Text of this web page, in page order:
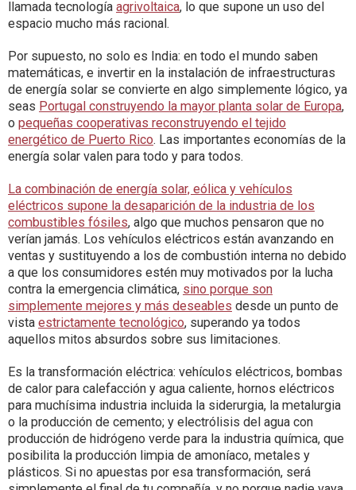
llamada tecnología agrivoltaica, lo que supone un uso del
espacio mucho más racional.
Por supuesto, no solo es India: en todo el mundo saben
matemáticas, e invertir en la instalación de infraestructuras
de energía solar se convierte en algo simplemente lógico, ya
seas Portugal construyendo la mayor planta solar de Europa,
o pequeñas cooperativas reconstruyendo el tejido
energético de Puerto Rico. Las importantes economías de la
energía solar valen para todo y para todos.
La combinación de energía solar, eólica y vehículos
eléctricos supone la desaparición de la industria de los
combustibles fósiles, algo que muchos pensaron que no
verían jamás. Los vehículos eléctricos están avanzando en
ventas y sustituyendo a los de combustión interna no debido
a que los consumidores estén muy motivados por la lucha
contra la emergencia climática, sino porque son
simplemente mejores y más deseables desde un punto de
vista estrictamente tecnológico, superando ya todos
aquellos mitos absurdos sobre sus limitaciones.
Es la transformación eléctrica: vehículos eléctricos, bombas
de calor para calefacción y agua caliente, hornos eléctricos
para muchísima industria incluida la siderurgia, la metalurgia
o la producción de cemento; y electrólisis del agua con
producción de hidrógeno verde para la industria química, que
posibilita la producción limpia de amoníaco, metales y
plásticos. Si no apuestas por esa transformación, será